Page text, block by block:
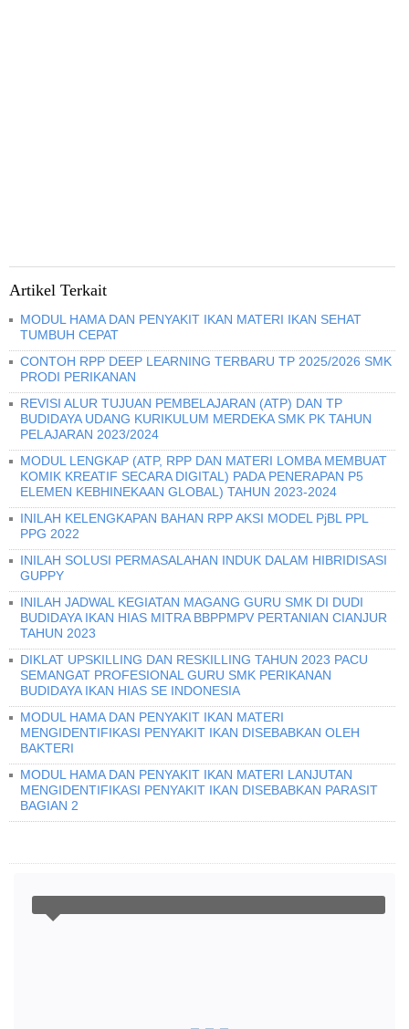
Artikel Terkait
MODUL HAMA DAN PENYAKIT IKAN MATERI IKAN SEHAT
TUMBUH CEPAT
CONTOH RPP DEEP LEARNING TERBARU TP 2025/2026 SMK
PRODI PERIKANAN
REVISI ALUR TUJUAN PEMBELAJARAN (ATP) DAN TP
BUDIDAYA UDANG KURIKULUM MERDEKA SMK PK TAHUN
PELAJARAN 2023/2024
MODUL LENGKAP (ATP, RPP DAN MATERI LOMBA MEMBUAT
KOMIK KREATIF SECARA DIGITAL) PADA PENERAPAN P5
ELEMEN KEBHINEKAAN GLOBAL) TAHUN 2023-2024
INILAH KELENGKAPAN BAHAN RPP AKSI MODEL PjBL PPL
PPG 2022
INILAH SOLUSI PERMASALAHAN INDUK DALAM HIBRIDISASI
GUPPY
INILAH JADWAL KEGIATAN MAGANG GURU SMK DI DUDI
BUDIDAYA IKAN HIAS MITRA BBPPMPV PERTANIAN CIANJUR
TAHUN 2023
DIKLAT UPSKILLING DAN RESKILLING TAHUN 2023 PACU
SEMANGAT PROFESIONAL GURU SMK PERIKANAN
BUDIDAYA IKAN HIAS SE INDONESIA
MODUL HAMA DAN PENYAKIT IKAN MATERI
MENGIDENTIFIKASI PENYAKIT IKAN DISEBABKAN OLEH
BAKTERI
MODUL HAMA DAN PENYAKIT IKAN MATERI LANJUTAN
MENGIDENTIFIKASI PENYAKIT IKAN DISEBABKAN PARASIT
BAGIAN 2